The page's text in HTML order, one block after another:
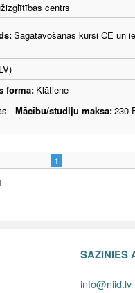
centrs
Sagatavošanās kursi CE un
forma: Klātiene
Mācību/studiju maksa:230
1
SAZINIES
info@niid.lv